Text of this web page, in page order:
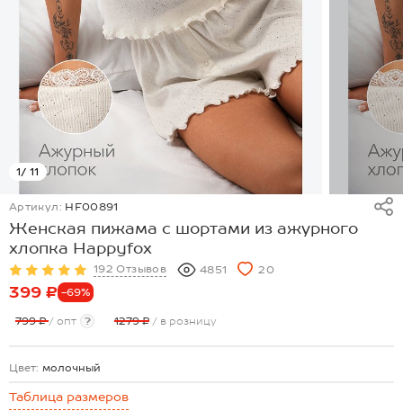
1/ 11
Артикул: HF00891
Женская пижама с шортами из ажурного
хлопка Happyfox
192 Отзывов 4851 20
399 ₽ -69%
799 ₽/ опт ? 1279 ₽ / в розницу
Цвет: молочный
Таблица размеров